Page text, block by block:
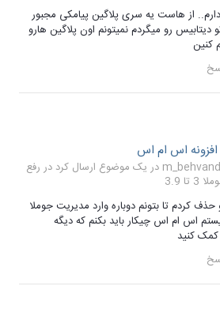
از هاست یه سری پلاگین پیامکی مجبور
رو میگردم نمیتونم اون پلاگین هارو
کنین
اس ام اس
رفع
3.9
کردم تا بتونم دوباره وارد مدیریت جوملا
اس ام اس چیکار باید بکنم که دیگه
کنید